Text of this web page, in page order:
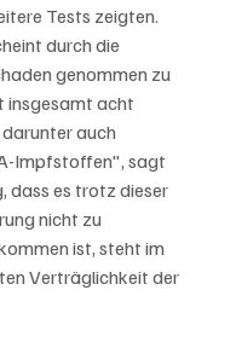
Tests zeigten.
durch die
genommen zu
insgesamt acht
auch
Impfstoffen", sagt
dass es trotz dieser
nicht zu
ist, steht im
Verträglichkeit der